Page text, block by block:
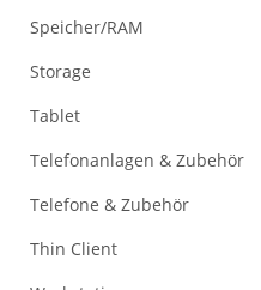
Speicher/RAM
Storage
Tablet
Telefonanlagen & Zubehör
Telefone & Zubehör
Thin Client